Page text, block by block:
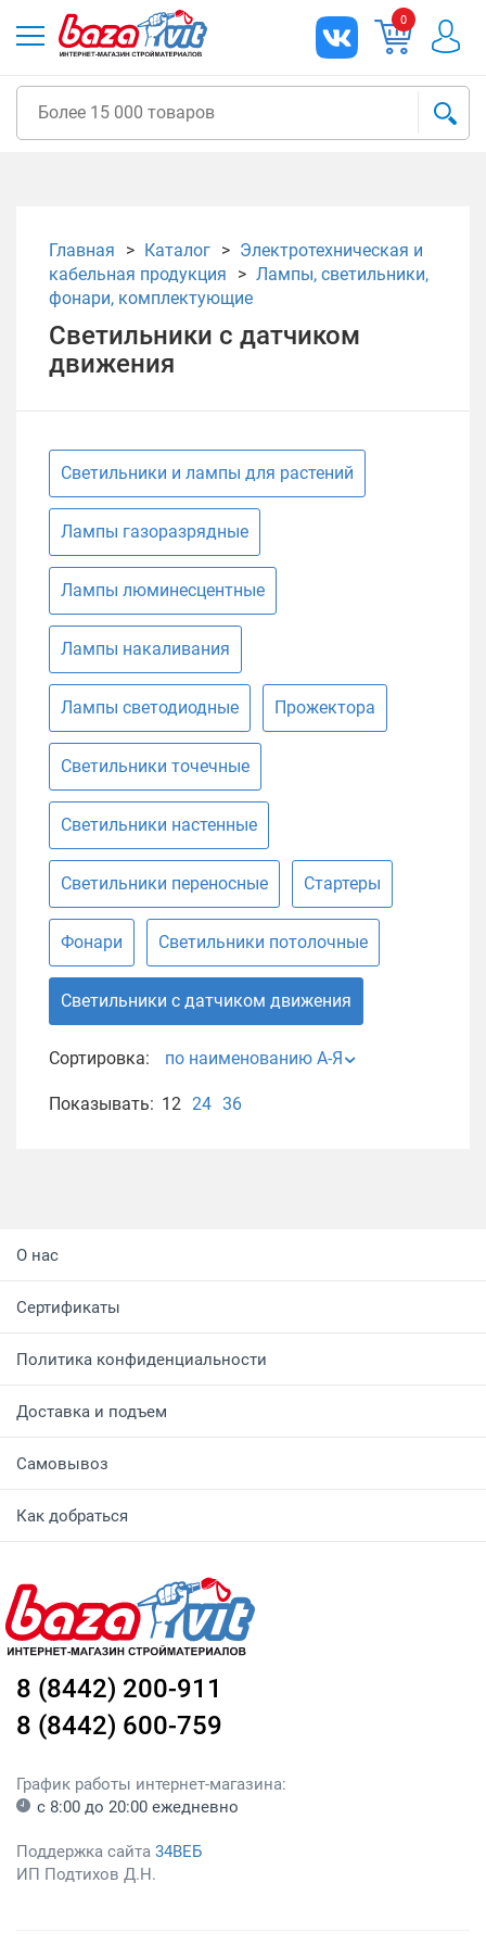
0
Главная Каталог
Электротехническая и
кабельная продукция
Лампы, светильники,
фонари, комплектующие
Светильники с датчиком
движения
Светильники и лампы для растений
Лампы газоразрядные
Лампы люминесцентные
Лампы накаливания
Лампы светодиодные Прожектора
Светильники точечные
Светильники настенные
Светильники переносные Стартеры
Фонари Светильники потолочные
Светильники с датчиком движения
Сортировка: по наименованию А-Я
Показывать: 12 24 36
О нас
Сертификаты
Политика конфиденциальности
Доставка и подъем
Самовывоз
Как добраться
8 (8442) 200-911
8 (8442) 600-759
График работы интернет-магазина:
с 8:00 до 20:00 ежедневно
Поддержка сайта 34ВЕБ
ИП Подтихов Д.Н.